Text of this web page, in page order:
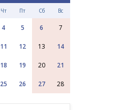
Чт Пт Сб Вс
4 5 6 7
11 12 13 14
18 19 20 21
25 26 27 28